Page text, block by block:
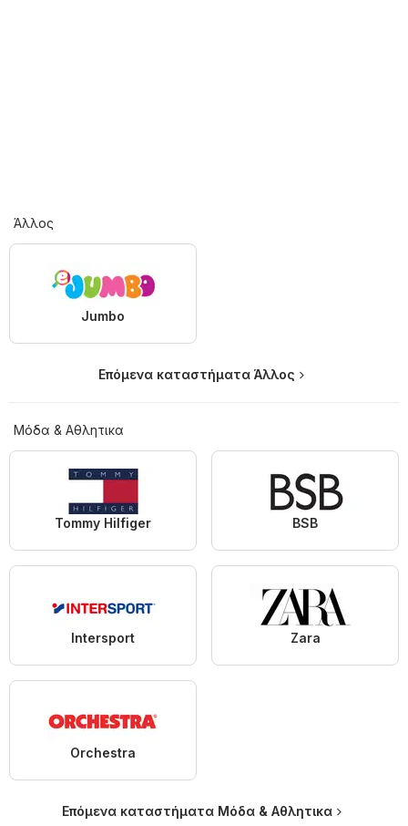
Άλλος
Jumbo
Επόμενα καταστήματα Άλλος
Μόδα & Aθλητικα
Tommy Hilfiger BSB
Intersport Zara
Orchestra
Επόμενα καταστήματα Μόδα & Aθλητικα